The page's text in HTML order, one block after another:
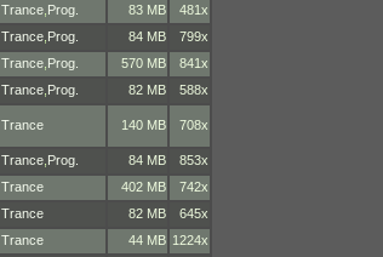
Trance Prog. 83 MB
481x
Trance Prog. 84 MB
799x
Trance Prog. 570 MB
841x
Trance Prog. 82 MB
588x
Trance 140 MB 708x
Trance Prog. 84 MB
853x
Trance 402 MB
742x
Trance 82 MB
645x
Trance 44 MB 1224x